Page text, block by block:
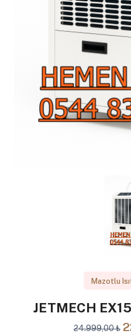
Mazotlu
JETMECH
24.999,00 ₺